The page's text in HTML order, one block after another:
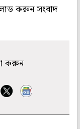
করুন সংবাদ
করুন